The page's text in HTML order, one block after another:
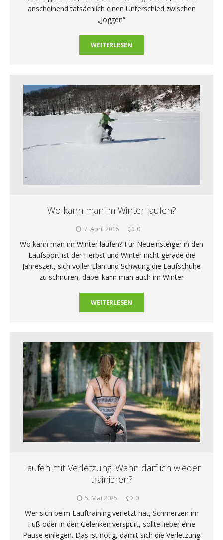
anscheinend tatsächlich einen Unterschied zwischen
„Joggen“
WEITERLESEN
Wo kann man im Winter laufen?
7. April 2016 0
Wo kann man im Winter laufen? Für Neueinsteiger in den
Laufsport ist der Herbst und Winter nicht gerade die
Jahreszeit, sich voller Elan und Schwung die Laufschuhe
zu schnüren, dabei kann man auch im Winter
WEITERLESEN
Laufen mit Verletzung: Wann darf ich wieder
trainieren?
5. Mai 2025 0
Wer sich beim Lauftraining verletzt hat, Schmerzen im
Fuß oder in den Gelenken verspürt, sollte lieber eine
Pause einlegen. Das ist nötig, damit sich die Verletzung